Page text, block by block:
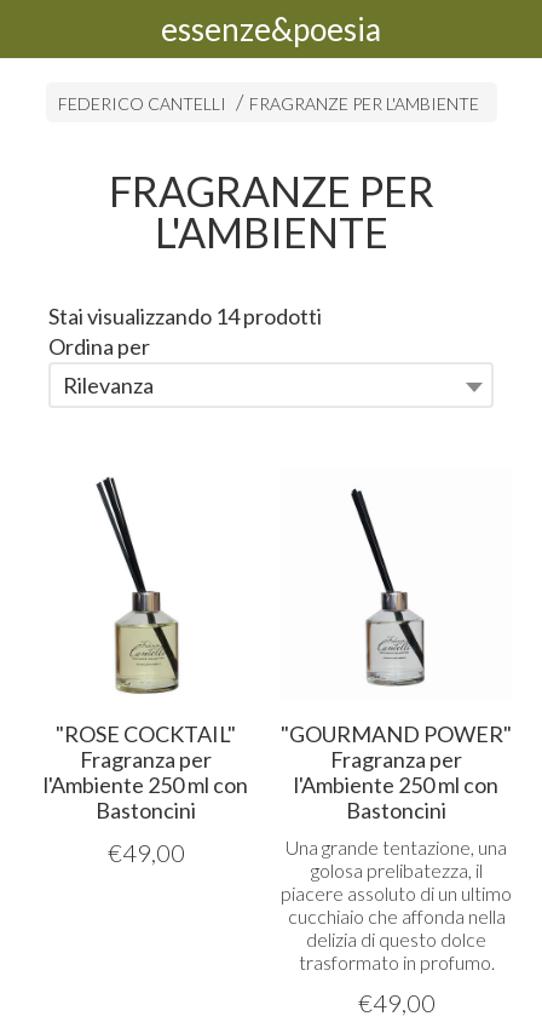
essenze&poesia
FEDERICO CANTELLI FRAGRANZE PER L'AMBIENTE
FRAGRANZE PER
L'AMBIENTE
Stai visualizzando 14 prodotti
Ordina per
Rilevanza
"ROSE COCKTAIL"
Fragranza per
l'Ambiente 250 ml con
Bastoncini
€49,00
"GOURMAND POWER"
Fragranza per
l'Ambiente 250 ml con
Bastoncini
Una grande tentazione, una
golosa prelibatezza, il
piacere assoluto di un ultimo
cucchiaio che affonda nella
delizia di questo dolce
trasformato in profumo.
€49,00